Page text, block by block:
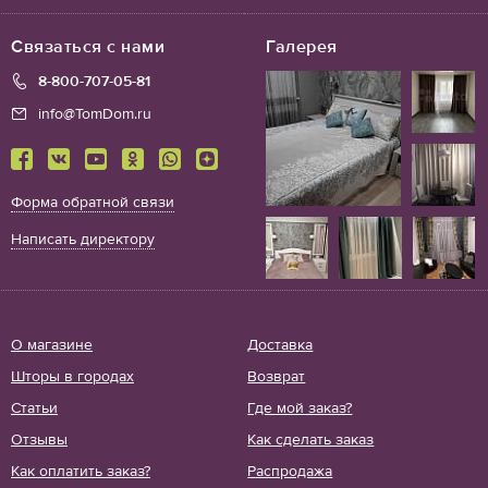
Галерея
Связаться с нами
8-800-707-05-81
info@TomDom.ru
Форма обратной связи
Написать директору
О магазине
Доставка
Шторы в городах
Возврат
Статьи
Где мой заказ?
Отзывы
Как сделать заказ
Как оплатить заказ?
Распродажа